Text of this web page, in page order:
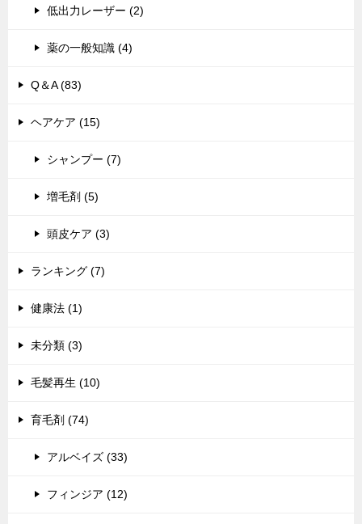
低出力レーザー (2)
薬の一般知識 (4)
Q＆A (83)
ヘアケア (15)
シャンプー (7)
増毛剤 (5)
頭皮ケア (3)
ランキング (7)
健康法 (1)
未分類 (3)
毛髪再生 (10)
育毛剤 (74)
アルベイズ (33)
フィンジア (12)